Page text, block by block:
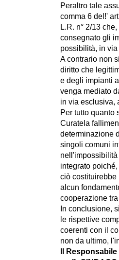
Peraltro tale
comma 6 del!'
L.R. n° 2/13
consegnato gli
possibilità, in
A contrario non
diritto che
e degli impianti
venga mediato
in via esclusiva,
Per tutto quanto
Curatela
determinazione
singoli comuni
integrato
ciò costituirebbe
alcun
cooperazione
In conclusione,
le rispettive
coerenti con il
non da ultimo,
Il